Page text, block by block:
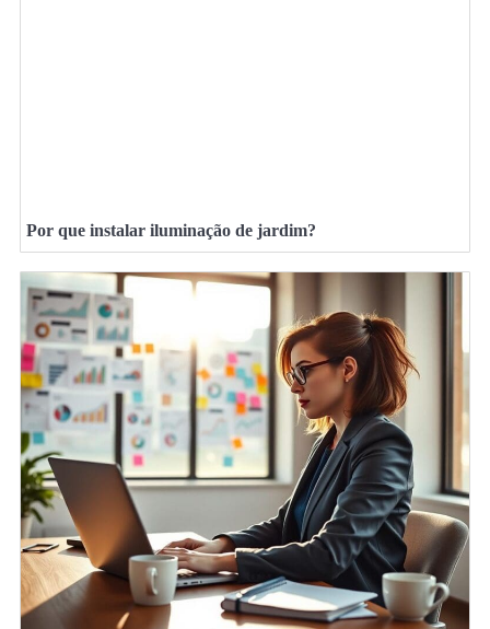
Por que instalar iluminação de jardim?